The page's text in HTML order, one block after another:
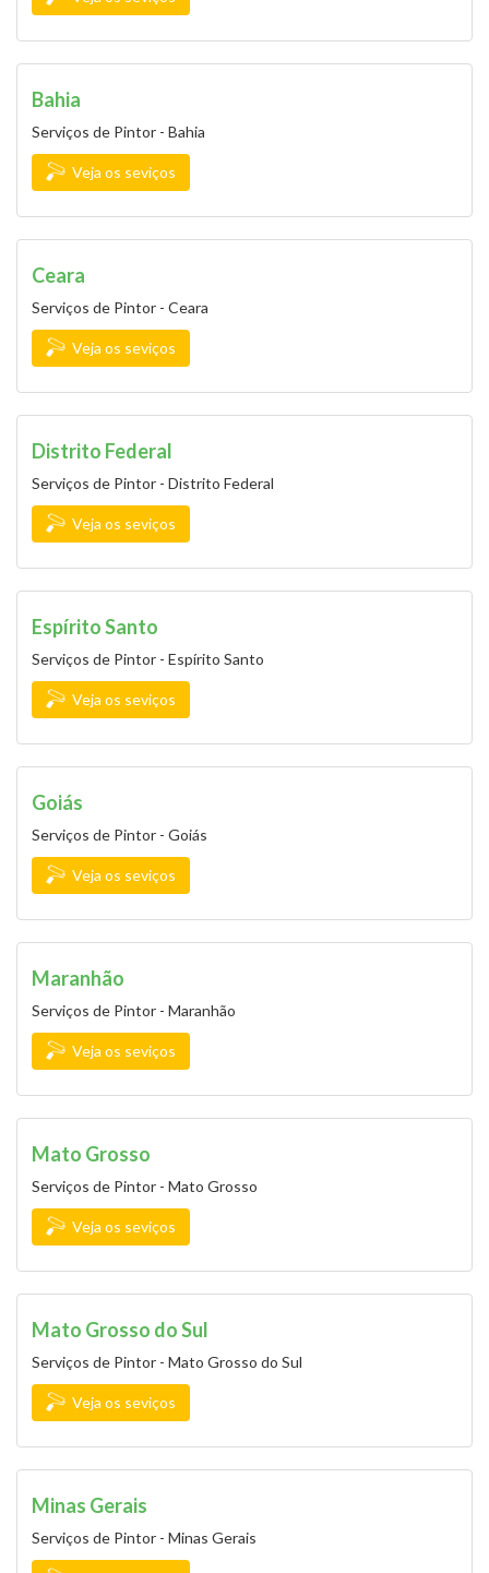
Bahia
Serviços de Pintor - Bahia
Veja os seviços
Ceara
Serviços de Pintor - Ceara
Veja os seviços
Distrito Federal
Serviços de Pintor - Distrito Federal
Veja os seviços
Espírito Santo
Serviços de Pintor - Espírito Santo
Veja os seviços
Goiás
Serviços de Pintor - Goiás
Veja os seviços
Maranhão
Serviços de Pintor - Maranhão
Veja os seviços
Mato Grosso
Serviços de Pintor - Mato Grosso
Veja os seviços
Mato Grosso do Sul
Serviços de Pintor - Mato Grosso do Sul
Veja os seviços
Minas Gerais
Serviços de Pintor - Minas Gerais